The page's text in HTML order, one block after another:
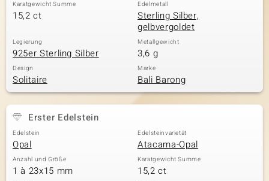
Classics
Karatgewicht Summe
15,2 ct
Edelmetall
Sterling Silber,
gelbvergoldet
Legierung
925er Sterling Silber
Metallgewicht
3,6 g
Design
Solitaire
Marke
Bali Barong
Erster Edelstein
Edelstein
Opal
Edelsteinvarietät
Atacama-Opal
Anzahl und Größe
1 à 23x15 mm
Karatgewicht Summe
15,2 ct